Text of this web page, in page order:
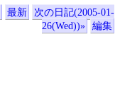
最新
次の日記(2005-01-
26(Wed))»
編集